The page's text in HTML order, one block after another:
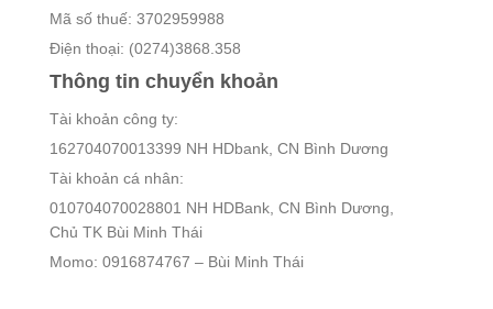
Mã số thuế: 3702959988
Điện thoại: (0274)3868.358
Thông tin chuyển khoản
Tài khoản công ty:
162704070013399 NH HDbank, CN Bình Dương
Tài khoản cá nhân:
010704070028801 NH HDBank, CN Bình Dương,
Chủ TK Bùi Minh Thái
Momo: 0916874767 – Bùi Minh Thái